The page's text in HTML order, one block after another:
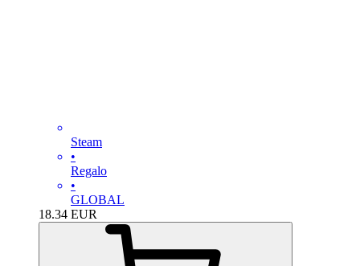
Steam
•
Regalo
•
GLOBAL
18.34 EUR